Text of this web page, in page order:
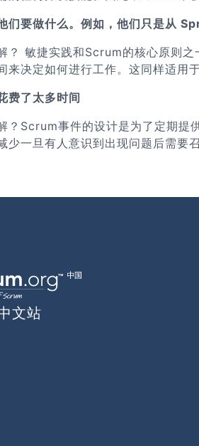
们要做什么。例如，他们只是从
？ 敏捷实践和Scrum的核心原则
来决定如何进行工作。这同样适用
费了太多时间
？Scrum事件的设计是为了定期
少一旦有人意识到出现问题后需要
文站